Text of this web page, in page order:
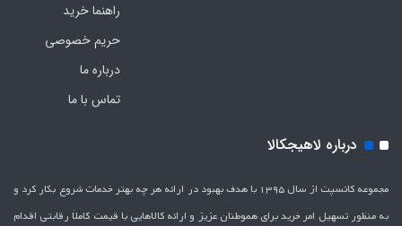
راهنما خرید
حریم خصوصی
درباره ما
تماس با ما
درباره لاهیجکالا
مجموعه کانسپت از سال 1395 با هدف بهبود در ارائه هر چه بهتر خدمات شروع بکار کرد و
به منظور تسهیل امر خرید برای هموطنان عزیز و ارائه کالاهایی با قیمت کاملاَ رقابتی اقدام